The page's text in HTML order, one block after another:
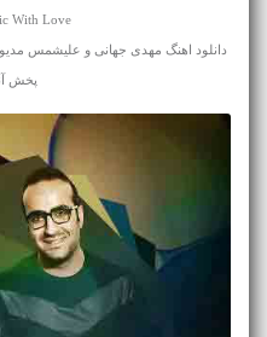
With Love
پخش